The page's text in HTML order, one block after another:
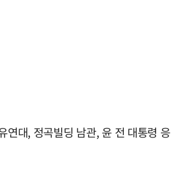
대, 정곡빌딩 남관, 윤 전 대통령 응